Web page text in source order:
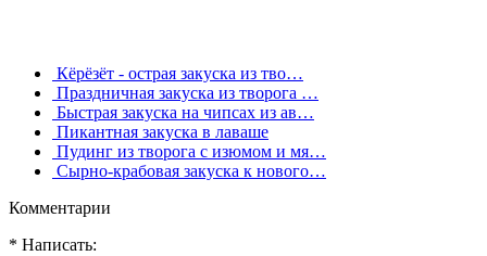
Кёрёзёт - острая закуска из тво…
Праздничная закуска из творога …
Быстрая закуска на чипсах из ав…
Пикантная закуска в лаваше
Пудинг из творога с изюмом и мя…
Сырно-крабовая закуска к нового…
Комментарии
* Написать: